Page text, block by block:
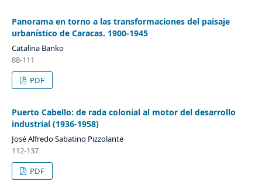
Panorama en torno a las transformaciones del paisaje
urbanístico de Caracas. 1900-1945
Catalina Banko
88-111
PDF
Puerto Cabello: de rada colonial al motor del desarrollo
industrial (1936-1958)
José Alfredo Sabatino Pizzolante
112-137
PDF